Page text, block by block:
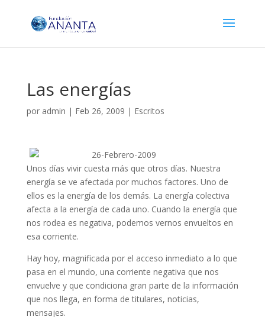
Las energías
por admin | Feb 26, 2009 | Escritos
26-Febrero-2009
Unos días vivir cuesta más que otros días. Nuestra
energía se ve afectada por muchos factores. Uno de
ellos es la energía de los demás. La energía colectiva
afecta a la energía de cada uno. Cuando la energía que
nos rodea es negativa, podemos vernos envueltos en
esa corriente.
Hay hoy, magnificada por el acceso inmediato a lo que
pasa en el mundo, una corriente negativa que nos
envuelve y que condiciona gran parte de la información
que nos llega, en forma de titulares, noticias,
mensajes.